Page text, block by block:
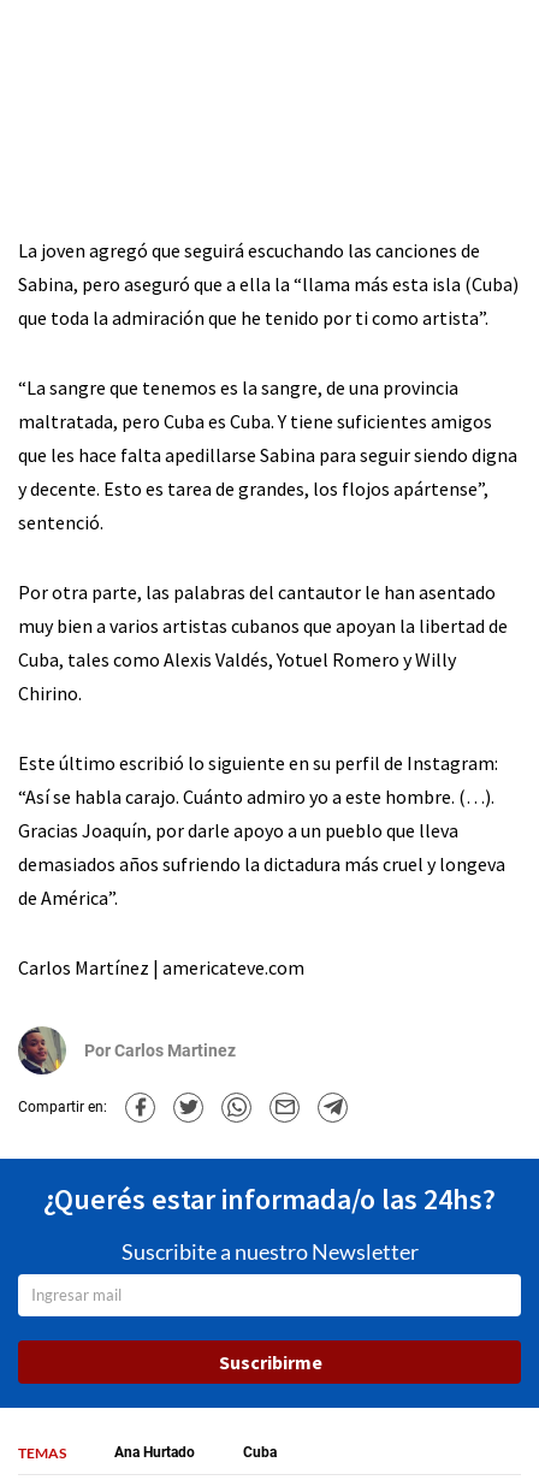
La joven agregó que seguirá escuchando las canciones de
Sabina, pero aseguró que a ella la “llama más esta isla (Cuba)
que toda la admiración que he tenido por ti como artista”.
“La sangre que tenemos es la sangre, de una provincia
maltratada, pero Cuba es Cuba. Y tiene suficientes amigos
que les hace falta apedillarse Sabina para seguir siendo digna
y decente. Esto es tarea de grandes, los flojos apártense”,
sentenció.
Por otra parte, las palabras del cantautor le han asentado
muy bien a varios artistas cubanos que apoyan la libertad de
Cuba, tales como Alexis Valdés, Yotuel Romero y Willy
Chirino.
Este último escribió lo siguiente en su perfil de Instagram:
“Así se habla carajo. Cuánto admiro yo a este hombre. (…).
Gracias Joaquín, por darle apoyo a un pueblo que lleva
demasiados años sufriendo la dictadura más cruel y longeva
de América”.
Carlos Martínez | americateve.com
PorCarlos Martinez
Compartir en:
¿Querés estar informada/o las 24hs?
Suscribite a nuestro Newsletter
Suscribirme
TEMAS Ana Hurtado Cuba